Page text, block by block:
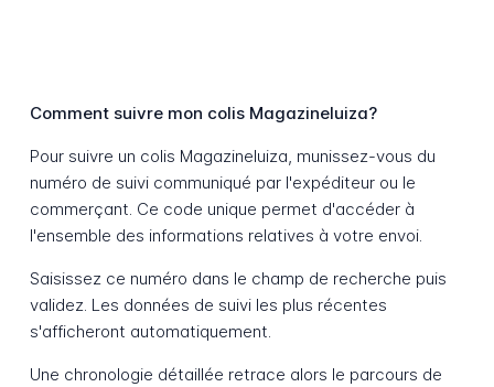
Comment suivre mon colis Magazineluiza?
Pour suivre un colis Magazineluiza, munissez-vous du
numéro de suivi communiqué par l'expéditeur ou le
commerçant. Ce code unique permet d'accéder à
l'ensemble des informations relatives à votre envoi.
Saisissez ce numéro dans le champ de recherche puis
validez. Les données de suivi les plus récentes
s'afficheront automatiquement.
Une chronologie détaillée retrace alors le parcours de